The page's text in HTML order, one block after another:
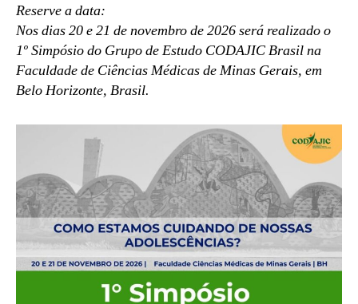
Reserve a data:
Nos dias 20 e 21 de novembro de 2026 será realizado o
1º Simpósio do Grupo de Estudo CODAJIC Brasil na
Faculdade de Ciências Médicas de Minas Gerais, em
Belo Horizonte, Brasil.